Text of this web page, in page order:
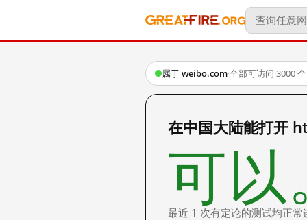
属于 weibo.com·全部可访问·3000
在中国大陆能打开
可以
最近 1 次有定论的测试均正常